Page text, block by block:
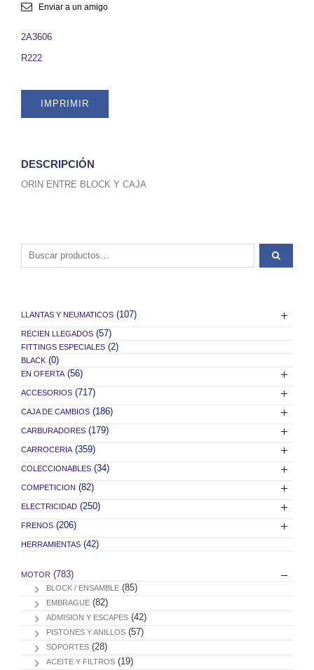
CAJA.
2A3606
Enviar a un amigo
2A3606
R222
IMPRIMIR
DESCRIPCIÓN
ORIN ENTRE BLOCK Y CAJA
Buscar por:
LLANTAS Y NEUMATICOS (107)
RECIEN LLEGADOS (57)
FITTINGS ESPECIALES (2)
BLACK (0)
EN OFERTA (56)
ACCESORIOS (717)
CAJA DE CAMBIOS (186)
CARBURADORES (179)
CARROCERIA (359)
COLECCIONABLES (34)
COMPETICION (82)
ELECTRICIDAD (250)
FRENOS (206)
HERRAMIENTAS (42)
MOTOR (783)
BLOCK / ENSAMBLE (85)
EMBRAGUE (82)
ADMISION Y ESCAPES (42)
PISTONES Y ANILLOS (57)
SOPORTES (28)
ACEITE Y FILTROS (19)